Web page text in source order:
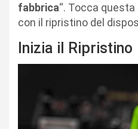
fabbrica“. Tocca
con il ripristino del
Inizia il Ripristino